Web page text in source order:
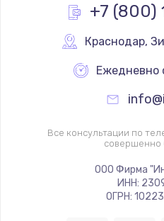
+7
Краснодар,
Ежедневно
Все консультации по
совершенно
ООО Фирма
ИНН:
ОГРН: